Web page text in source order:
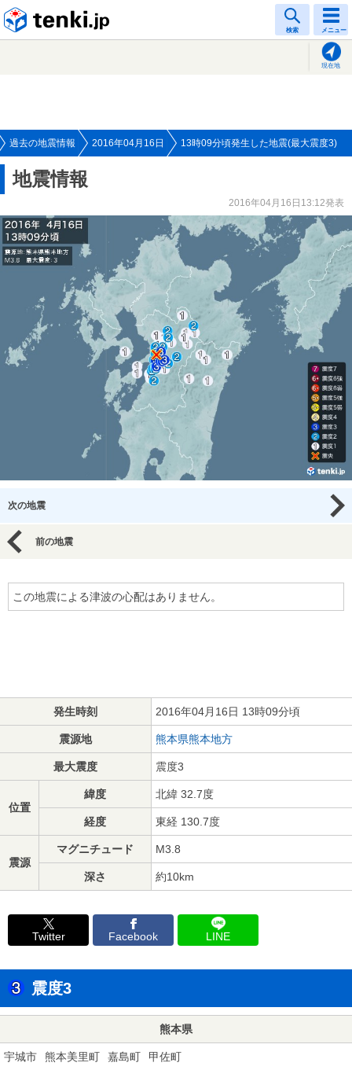
検索 メニュー
現在地
過去の地震情報 2016年04月16日 13時09分頃発生した地震(最大震度3)
地震情報
2016年04月16日13:12発表
次の地震
前の地震
この地震による津波の心配はありません。
発生時刻 2016年04月16日 13時09分頃
震源地 熊本県熊本地方
最大震度 震度3
位置
緯度 北緯 32.7度
経度 東経 130.7度
震源
マグニチュード M3.8
深さ 約10km
Twitter Facebook LINE
震度3
熊本県
宇城市 熊本美里町 嘉島町 甲佐町